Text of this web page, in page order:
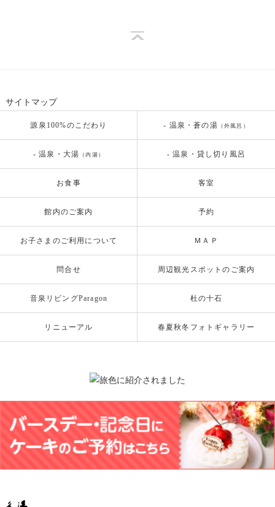
サイトマップ
源泉100%のこだわり - 温泉・蒼の湯 （外風呂）
- 温泉・大湯 （内湯） - 温泉・貸し切り風呂
お食事 客室
館内のご案内 予約
お子さまのご利用について ＭＡＰ
問合せ 周辺観光スポットのご案内
音泉リビングParagon 杜の十石
リニューアル 春夏秋冬フォトギャラリー